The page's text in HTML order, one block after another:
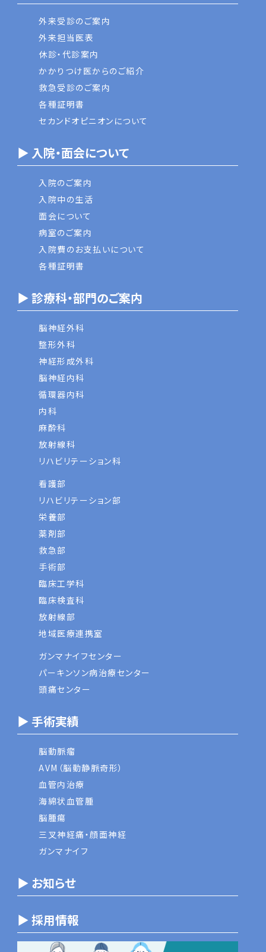
外来受診のご案内
外来担当医表
休診・代診案内
かかりつけ医からのご紹介
救急受診のご案内
各種証明書
セカンドオピニオンについて
▶ 入院・面会について
入院のご案内
入院中の生活
面会について
病室のご案内
入院費のお支払いについて
各種証明書
▶ 診療科・部門のご案内
脳神経外科
整形外科
神経形成外科
脳神経内科
循環器内科
内科
麻酔科
放射線科
リハビリテーション科
看護部
リハビリテーション部
栄養部
薬剤部
救急部
手術部
臨床工学科
臨床検査科
放射線部
地域医療連携室
ガンマナイフセンター
パーキンソン病治療センター
頭痛センター
▶ 手術実績
脳動脈瘤
AVM（脳動静脈奇形）
血管内治療
海綿状血管腫
脳腫瘍
三叉神経痛・顔面神経
ガンマナイフ
▶ お知らせ
▶ 採用情報